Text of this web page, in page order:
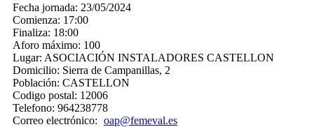
Fecha jornada: 23/05/2024
Comienza: 17:00
Finaliza: 18:00
Aforo máximo: 100
Lugar: ASOCIACIÓN INSTALADORES CASTELLON
Domicilio: Sierra de Campanillas, 2
Población: CASTELLON
Codigo postal: 12006
Telefono: 964238778
Correo electrónico: oap@femeval.es